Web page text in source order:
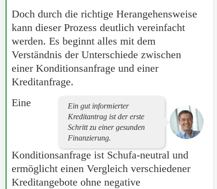
Doch durch die richtige Herangehensweise
kann dieser Prozess deutlich vereinfacht
werden. Es beginnt alles mit dem
Verständnis der Unterschiede zwischen
einer Konditionsanfrage und einer
Kreditanfrage.
Ein gut informierter
Kreditantrag ist der erste
Schritt zu einer gesunden
Finanzierung.
Eine
Konditionsanfrage ist Schufa-neutral und
ermöglicht einen Vergleich verschiedener
Kreditangebote ohne negative